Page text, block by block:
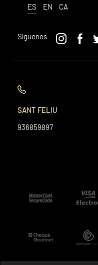
ES EN CA
Síguenos
SANT FELIU
936859897